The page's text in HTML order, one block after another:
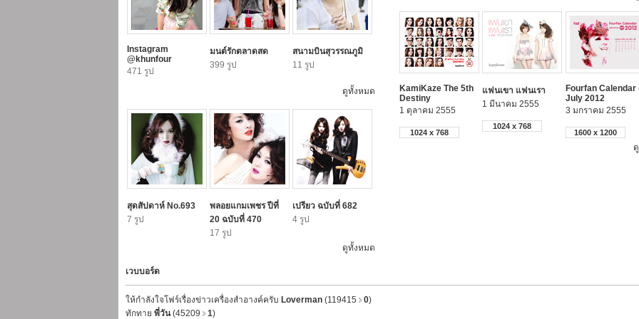
Instagram
@khunfour
471 รูป
มนต์รักตลาดสด
399 รูป
สนามบินสุวรรณภูมิ
11 รูป
ดูทั้งหมด
สุดสัปดาห์ No.693
7 รูป
พลอยแกมเพชร ปีที่
20 ฉบับที่ 470
17 รูป
เปรียว ฉบับที่ 682
4 รูป
ดูทั้งหมด
KamiKaze The 5th
Destiny
1 ตุลาคม 2555
1024 x 768
แฟนเขา แฟนเรา
1 มีนาคม 2555
1024 x 768
Fourfan Calendar
July 2012
3 มกราคม 2555
1600 x 1200
เวบบอร์ด
ให้กำลังใจโฟร์เรื่องข่าวเครื่องสำอางค์ครับ Loverman (119415 0)
ทักทาย พี่วัน(45209 1)